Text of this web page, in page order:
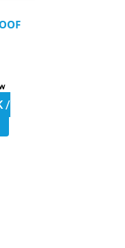
/